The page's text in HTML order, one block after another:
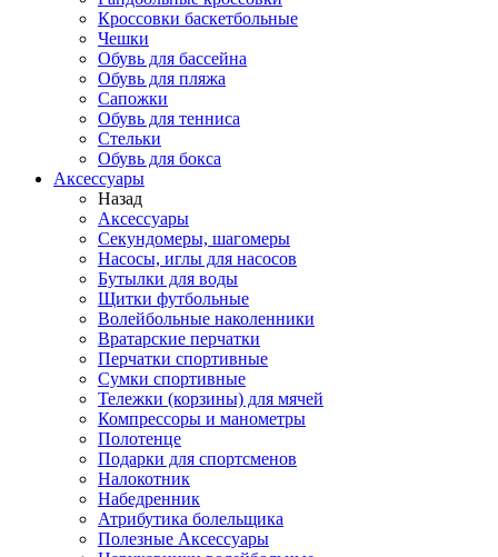
Кроссовки баскетбольные
Чешки
Обувь для бассейна
Обувь для пляжа
Сапожки
Обувь для тенниса
Стельки
Обувь для бокса
Аксессуары
Назад
Аксессуары
Секундомеры, шагомеры
Насосы, иглы для насосов
Бутылки для воды
Щитки футбольные
Волейбольные наколенники
Вратарские перчатки
Перчатки спортивные
Сумки спортивные
Тележки (корзины) для мячей
Компрессоры и манометры
Полотенце
Подарки для спортсменов
Налокотник
Набедренник
Атрибутика болельщика
Полезные Аксессуары